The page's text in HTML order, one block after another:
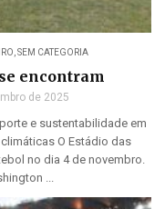
,SEM CATEGORIA
encontram
de 2025
e sustentabilidade em
O Estádio das
no dia 4 de novembro.
...